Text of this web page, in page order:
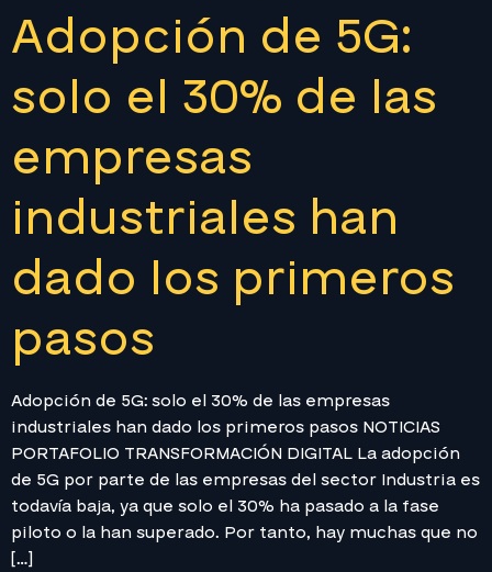
Adopción de 5G:
solo el 30% de las
empresas
industriales han
dado los primeros
pasos
Adopción de 5G: solo el 30% de las empresas
industriales han dado los primeros pasos NOTICIAS
PORTAFOLIO TRANSFORMACIÓN DIGITAL La adopción
de 5G por parte de las empresas del sector Industria es
todavía baja, ya que solo el 30% ha pasado a la fase
piloto o la han superado. Por tanto, hay muchas que no
[…]